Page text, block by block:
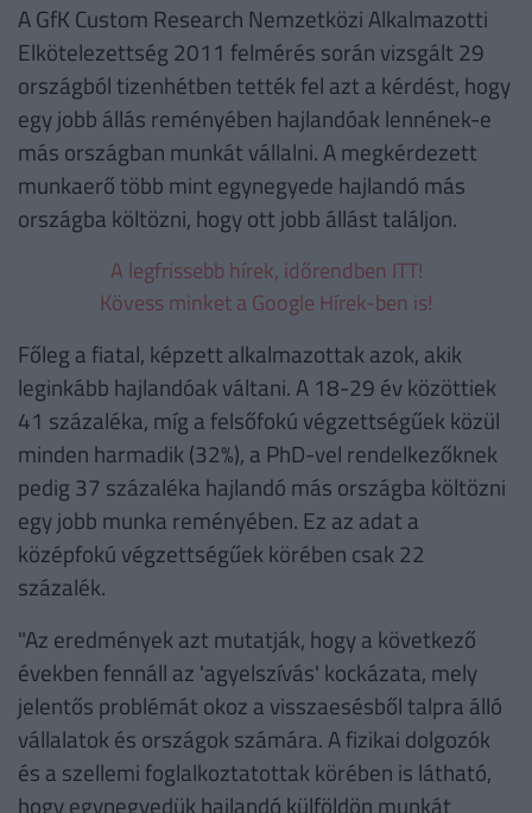
A GfK Custom Research Nemzetközi Alkalmazotti
Elkötelezettség 2011 felmérés során vizsgált 29
országból tizenhétben tették fel azt a kérdést, hogy
egy jobb állás reményében hajlandóak lennének-e
más országban munkát vállalni. A megkérdezett
munkaerő több mint egynegyede hajlandó más
országba költözni, hogy ott jobb állást találjon.
A legfrissebb hírek, időrendben ITT!
Kövess minket a Google Hírek-ben is!
Főleg a fiatal, képzett alkalmazottak azok, akik
leginkább hajlandóak váltani. A 18-29 év közöttiek
41 százaléka, míg a felsőfokú végzettségűek közül
minden harmadik (32%), a PhD-vel rendelkezőknek
pedig 37 százaléka hajlandó más országba költözni
egy jobb munka reményében. Ez az adat a
középfokú végzettségűek körében csak 22
százalék.
"Az eredmények azt mutatják, hogy a következő
években fennáll az 'agyelszívás' kockázata, mely
jelentős problémát okoz a visszaesésből talpra álló
vállalatok és országok számára. A fizikai dolgozók
és a szellemi foglalkoztatottak körében is látható,
hogy egynegyedük hajlandó külföldön munkát